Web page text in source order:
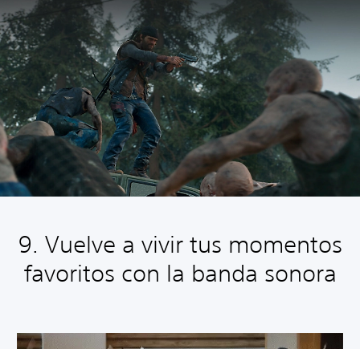
9. Vuelve a vivir tus momentos
favoritos con la banda sonora